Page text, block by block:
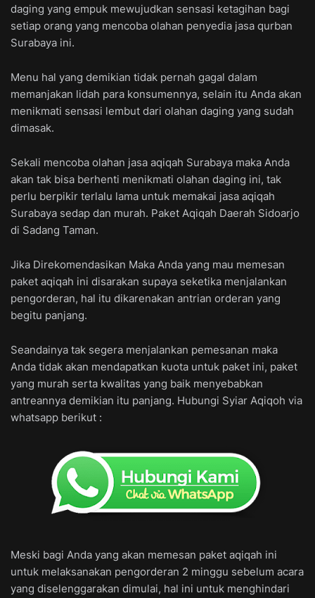
daging yang empuk mewujudkan sensasi ketagihan bagi
setiap orang yang mencoba olahan penyedia jasa qurban
Surabaya ini.
Menu hal yang demikian tidak pernah gagal dalam
memanjakan lidah para konsumennya, selain itu Anda akan
menikmati sensasi lembut dari olahan daging yang sudah
dimasak.
Sekali mencoba olahan jasa aqiqah Surabaya maka Anda
akan tak bisa berhenti menikmati olahan daging ini, tak
perlu berpikir terlalu lama untuk memakai jasa aqiqah
Surabaya sedap dan murah. Paket Aqiqah Daerah Sidoarjo
di Sadang Taman.
Jika Direkomendasikan Maka Anda yang mau memesan
paket aqiqah ini disarakan supaya seketika menjalankan
pengorderan, hal itu dikarenakan antrian orderan yang
begitu panjang.
Seandainya tak segera menjalankan pemesanan maka
Anda tidak akan mendapatkan kuota untuk paket ini, paket
yang murah serta kwalitas yang baik menyebabkan
antreannya demikian itu panjang. Hubungi Syiar Aqiqoh via
whatsapp berikut :
Meski bagi Anda yang akan memesan paket aqiqah ini
untuk melaksanakan pengorderan 2 minggu sebelum acara
yang diselenggarakan dimulai, hal ini untuk menghindari